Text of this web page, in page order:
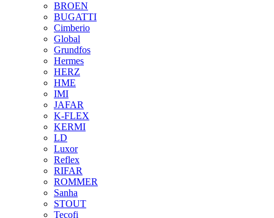
BROEN
BUGATTI
Cimberio
Global
Grundfos
Hermes
HERZ
HME
IMI
JAFAR
K-FLEX
KERMI
LD
Luxor
Reflex
RIFAR
ROMMER
Sanha
STOUT
Tecofi